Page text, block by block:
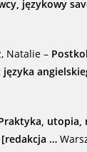
językowy
Natalie –
języka
utopia,
[redakcja …